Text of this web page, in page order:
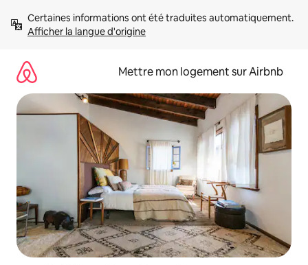
directement
Afficher la langue d'origine
Mettre mon logement sur Airbnb